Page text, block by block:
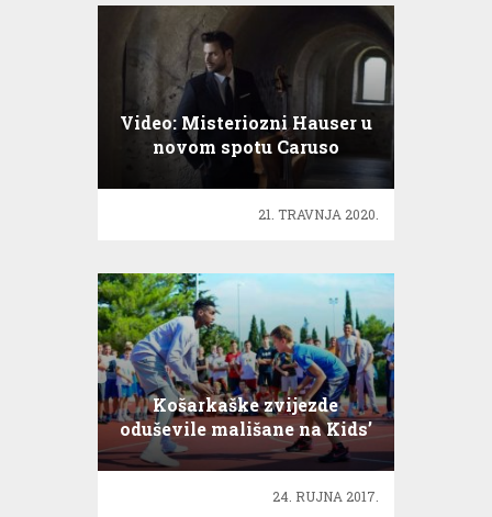
Video: Misteriozni Hauser u
novom spotu Caruso
21. TRAVNJA 2020.
Košarkaške zvijezde
oduševile mališane na Kids’
Day
24. RUJNA 2017.